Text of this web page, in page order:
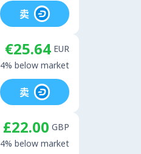
卖
€25.64 EUR
4% below market
卖
£22.00 GBP
4% below market